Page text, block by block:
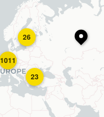
26
23
1011